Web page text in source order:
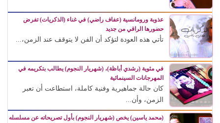
عذوبة ورومانسية (عفاف راضي) في غناء (الذكريات) تفرض
حضورها الراقي من جديد
تأتي هذه العودة لتؤكد أن الفن لا يتوقف عند الزمن،...
في مئوية (رشدي أباظة)، (شهريار النجوم) يطالب بتكريمه في
المهرجانات السينمائية
كان حالة جماهيرية وفنية كاملة، استطاعت أن تعبر
الزمن، وأن...
(محمد ياسين) يخص (شهريار النجوم) بأول تصريحاته عن مسلسله